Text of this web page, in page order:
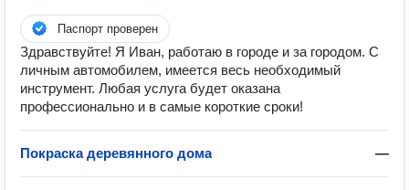
Паспорт проверен
Здравствуйте! Я Иван, работаю в городе и за городом. С
личным автомобилем, имеется весь необходимый
инструмент. Любая услуга будет оказана
профессионально и в самые короткие сроки!
Покраска деревянного дома —